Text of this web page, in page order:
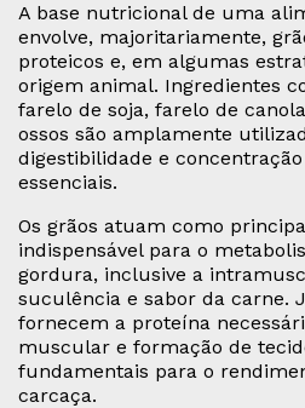
A base nutricional de uma
envolve, majoritariamente,
proteicos e, em algumas
origem animal. Ingredientes
farelo de soja, farelo de
ossos são amplamente
digestibilidade e
essenciais.
Os grãos atuam como
indispensável para o
gordura, inclusive a
suculência e sabor da carne.
fornecem a proteína
muscular e formação de
fundamentais para o
carcaça.